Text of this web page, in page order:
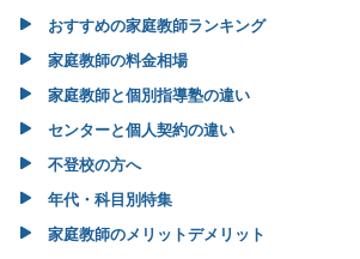
おすすめの家庭教師ランキング
家庭教師の料金相場
家庭教師と個別指導塾の違い
センターと個人契約の違い
不登校の方へ
年代・科目別特集
家庭教師のメリットデメリット